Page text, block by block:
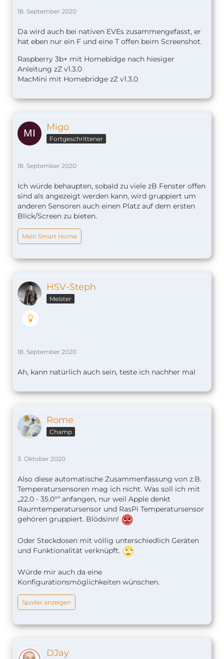
18. September 2020
Da wird auch bei nativen EVEs zusammengefasst, er
hat eben nur ein F und eine T offen beim Screenshot.
Raspberry 3b+ mit Homebidge nach hiesiger
Anleitung zZ v1.3.0
MacMini mit Homebridge zZ v1.3.0
Migo
Fortgeschrittener
18. September 2020
Ich würde behaupten, sobald zu viele zB Fenster offen
sind als angezeigt werden kann, wird gruppiert um
anderen Sensoren auch einen Platz auf dem ersten
Blick/Screen zu bieten.
Mein Smart Home
HSV-Steph
Meister
18. September 2020
Ah, kann natürlich auch sein, teste ich nachher mal
Rome
Champ
3. Oktober 2020
Also diese automatische Zusammenfassung von z.B.
Temperatursensoren mag ich nicht. Was soll ich mit
„22.0 - 35.0°“ anfangen, nur weil Apple denkt
Raumtemperatursensor und RasPi Temperatursensor
gehören gruppiert. Blödsinn!
Oder Steckdosen mit völlig unterschiedlich Geräten
und Funktionalität verknüpft.
Würde mir auch da eine
Konfigurationsmöglichkeiten wünschen.
Spoiler anzeigen
DJay